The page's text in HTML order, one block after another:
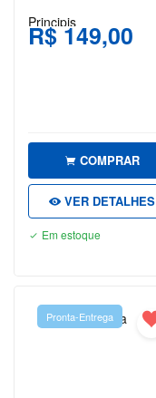
CARROLL
MIGUEL DE
CERVANTES
MONTEIRO
LOBATO
OSCAR
Principis
R$ 149,00
COMPRAR
VER DETALHES
Em estoque
Pronta-Entrega